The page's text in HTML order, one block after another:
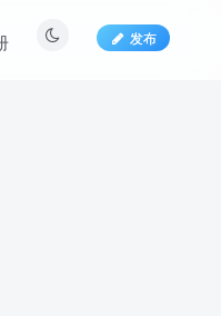
发布